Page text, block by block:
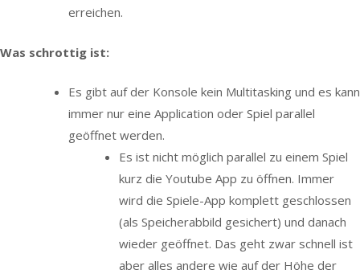
erreichen.
Was schrottig ist:
Es gibt auf der Konsole kein Multitasking und es kann
immer nur eine Application oder Spiel parallel
geöffnet werden.
Es ist nicht möglich parallel zu einem Spiel
kurz die Youtube App zu öffnen. Immer
wird die Spiele-App komplett geschlossen
(als Speicherabbild gesichert) und danach
wieder geöffnet. Das geht zwar schnell ist
aber alles andere wie auf der Höhe der